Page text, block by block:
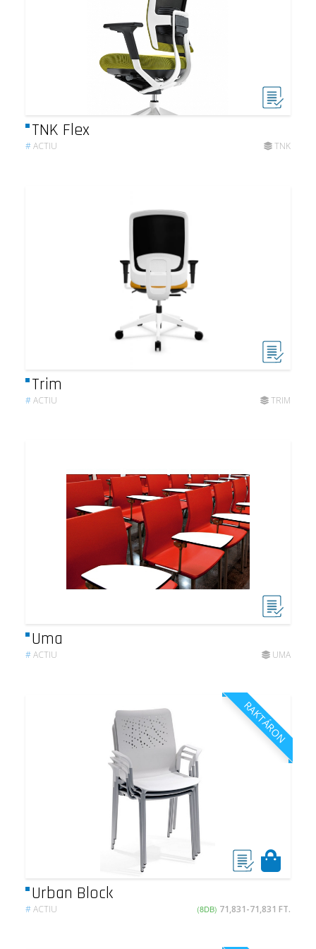
TNK Flex
#ACTIU TNK
Trim
#ACTIU TRIM
Uma
#ACTIU UMA
RAKTÁRON
Urban Block
#ACTIU (8DB) 71,831-71,831 FT.